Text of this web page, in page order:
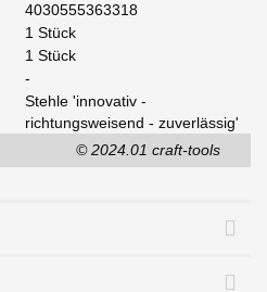
4030555363318
1 Stück
1 Stück
-
Stehle 'innovativ -
richtungsweisend - zuverlässig'
© 2024.01 craft-tools